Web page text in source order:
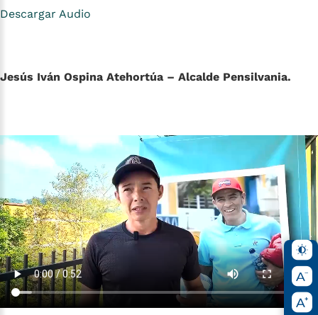
Descargar Audio
Jesús Iván Ospina Atehortúa – Alcalde Pensilvania.